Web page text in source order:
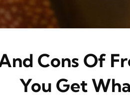
Cons Of
You Get